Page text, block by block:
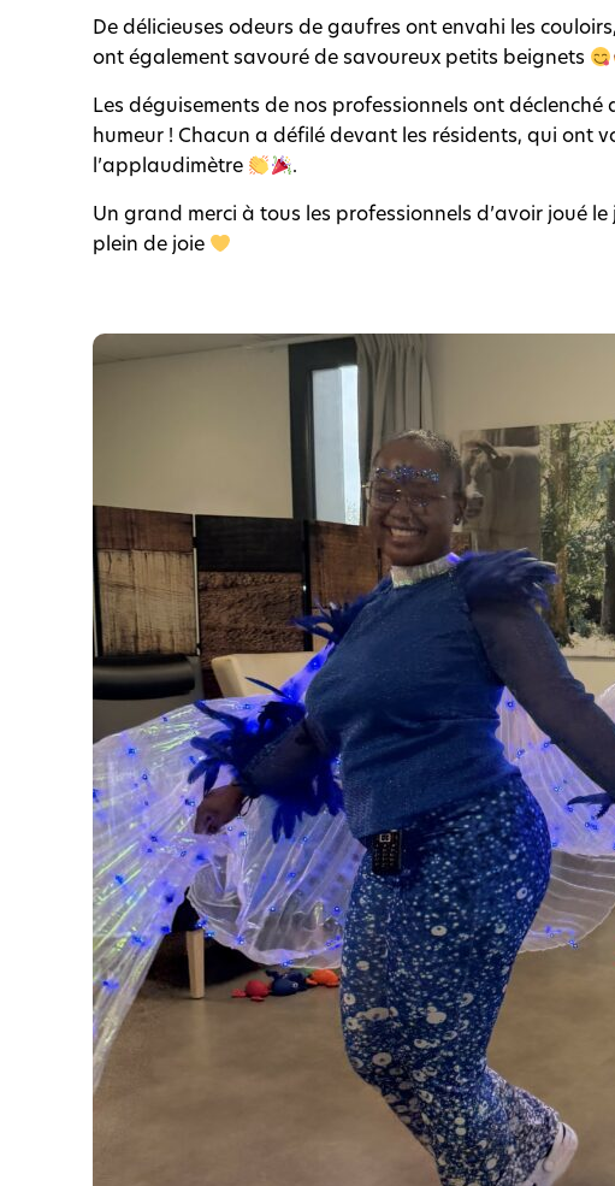
De délicieuses odeurs de gaufres ont envahi les
ont également savouré de savoureux petits beignets
Les déguisements de nos professionnels ont
humeur ! Chacun a défilé devant les résidents, qui ont
l’applaudimètre
.
Un grand merci à tous les professionnels d’avoir joué
plein de joie